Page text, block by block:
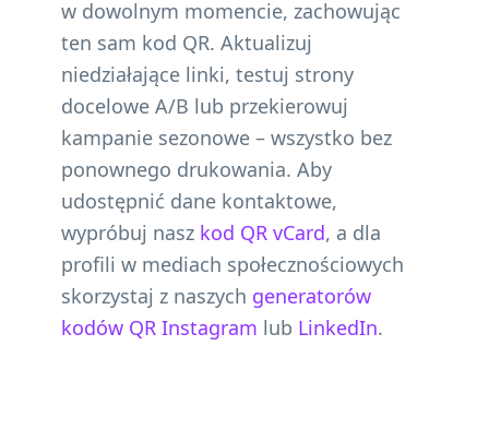
w dowolnym momencie, zachowując
ten sam kod QR. Aktualizuj
niedziałające linki, testuj strony
docelowe A/B lub przekierowuj
kampanie sezonowe – wszystko bez
ponownego drukowania. Aby
udostępnić dane kontaktowe,
wypróbuj nasz kod QR vCard, a dla
profili w mediach społecznościowych
skorzystaj z naszych generatorów
kodów QR Instagram lub LinkedIn.